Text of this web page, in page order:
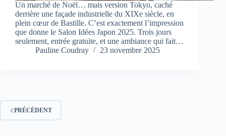
Un marché de Noël… mais version Tokyo, caché
derrière une façade industrielle du XIXe siècle, en
plein cœur de Bastille. C’est exactement l’impression
que donne le Salon Idées Japon 2025. Trois jours
seulement, entrée gratuite, et une ambiance qui fait…
Pauline Coudray
23 novembre 2025
PRÉCÉDENT